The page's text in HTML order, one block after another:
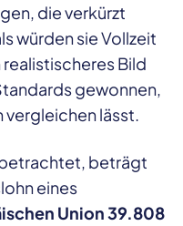
die verkürzt
würden sie Vollzeit
Bild
gewonnen,
vergleichen lässt.
beträgt
eines
Union 39.808